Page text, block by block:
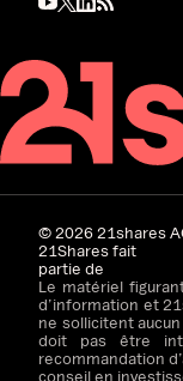
©202621shares
21Shares fait
partie de
Le matériel
d’information et
ne sollicitent
doit pas être
recommandation
conseil en